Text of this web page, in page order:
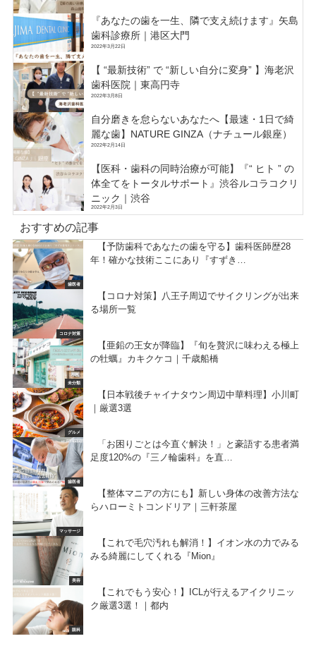
『あなたの歯を一生、隣で支え続けます』矢島
歯科診療所｜港区大門
2022年3月22日
【 “最新技術” で “新しい自分に変身” 】海老沢
歯科医院｜東高円寺
2022年3月8日
自分磨きを怠らないあなたへ【最速・1日で綺
麗な歯】NATURE GINZA（ナチュール銀座）
2022年2月14日
【医科・歯科の同時治療が可能】『“ ヒト ” の
体全てをトータルサポート』渋谷ルコラコクリ
ニック｜渋谷
2022年2月3日
おすすめの記事
歯医者
【予防歯科であなたの歯を守る】歯科医師歴28
年！確かな技術ここにあり『すずき…
コロナ対策
【コロナ対策】八王子周辺でサイクリングが出来
る場所一覧
未分類
【亜鉛の王女が降臨】『旬を贅沢に味わえる極上
の牡蠣』カキクケコ｜千歳船橋
グルメ
【日本戦後チャイナタウン周辺中華料理】小川町
｜厳選3選
歯医者
「お困りごとは今直ぐ解決！」と豪語する患者満
足度120%の『三ノ輪歯科』を直…
マッサージ
【整体マニアの方にも】新しい身体の改善方法な
らハローミトコンドリア｜三軒茶屋
美容
【これで毛穴汚れも解消！】イオン水の力でみる
みる綺麗にしてくれる『Mion』
眼科
【これでもう安心！】ICLが行えるアイクリニッ
ク厳選3選！｜都内